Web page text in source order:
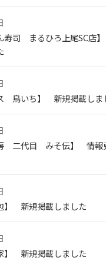
寿司 まるひろ上尾SC店
鳥いち】 新規掲載しま
房 二代目 みそ伝】 情報
】 新規掲載しました
】 新規掲載しました